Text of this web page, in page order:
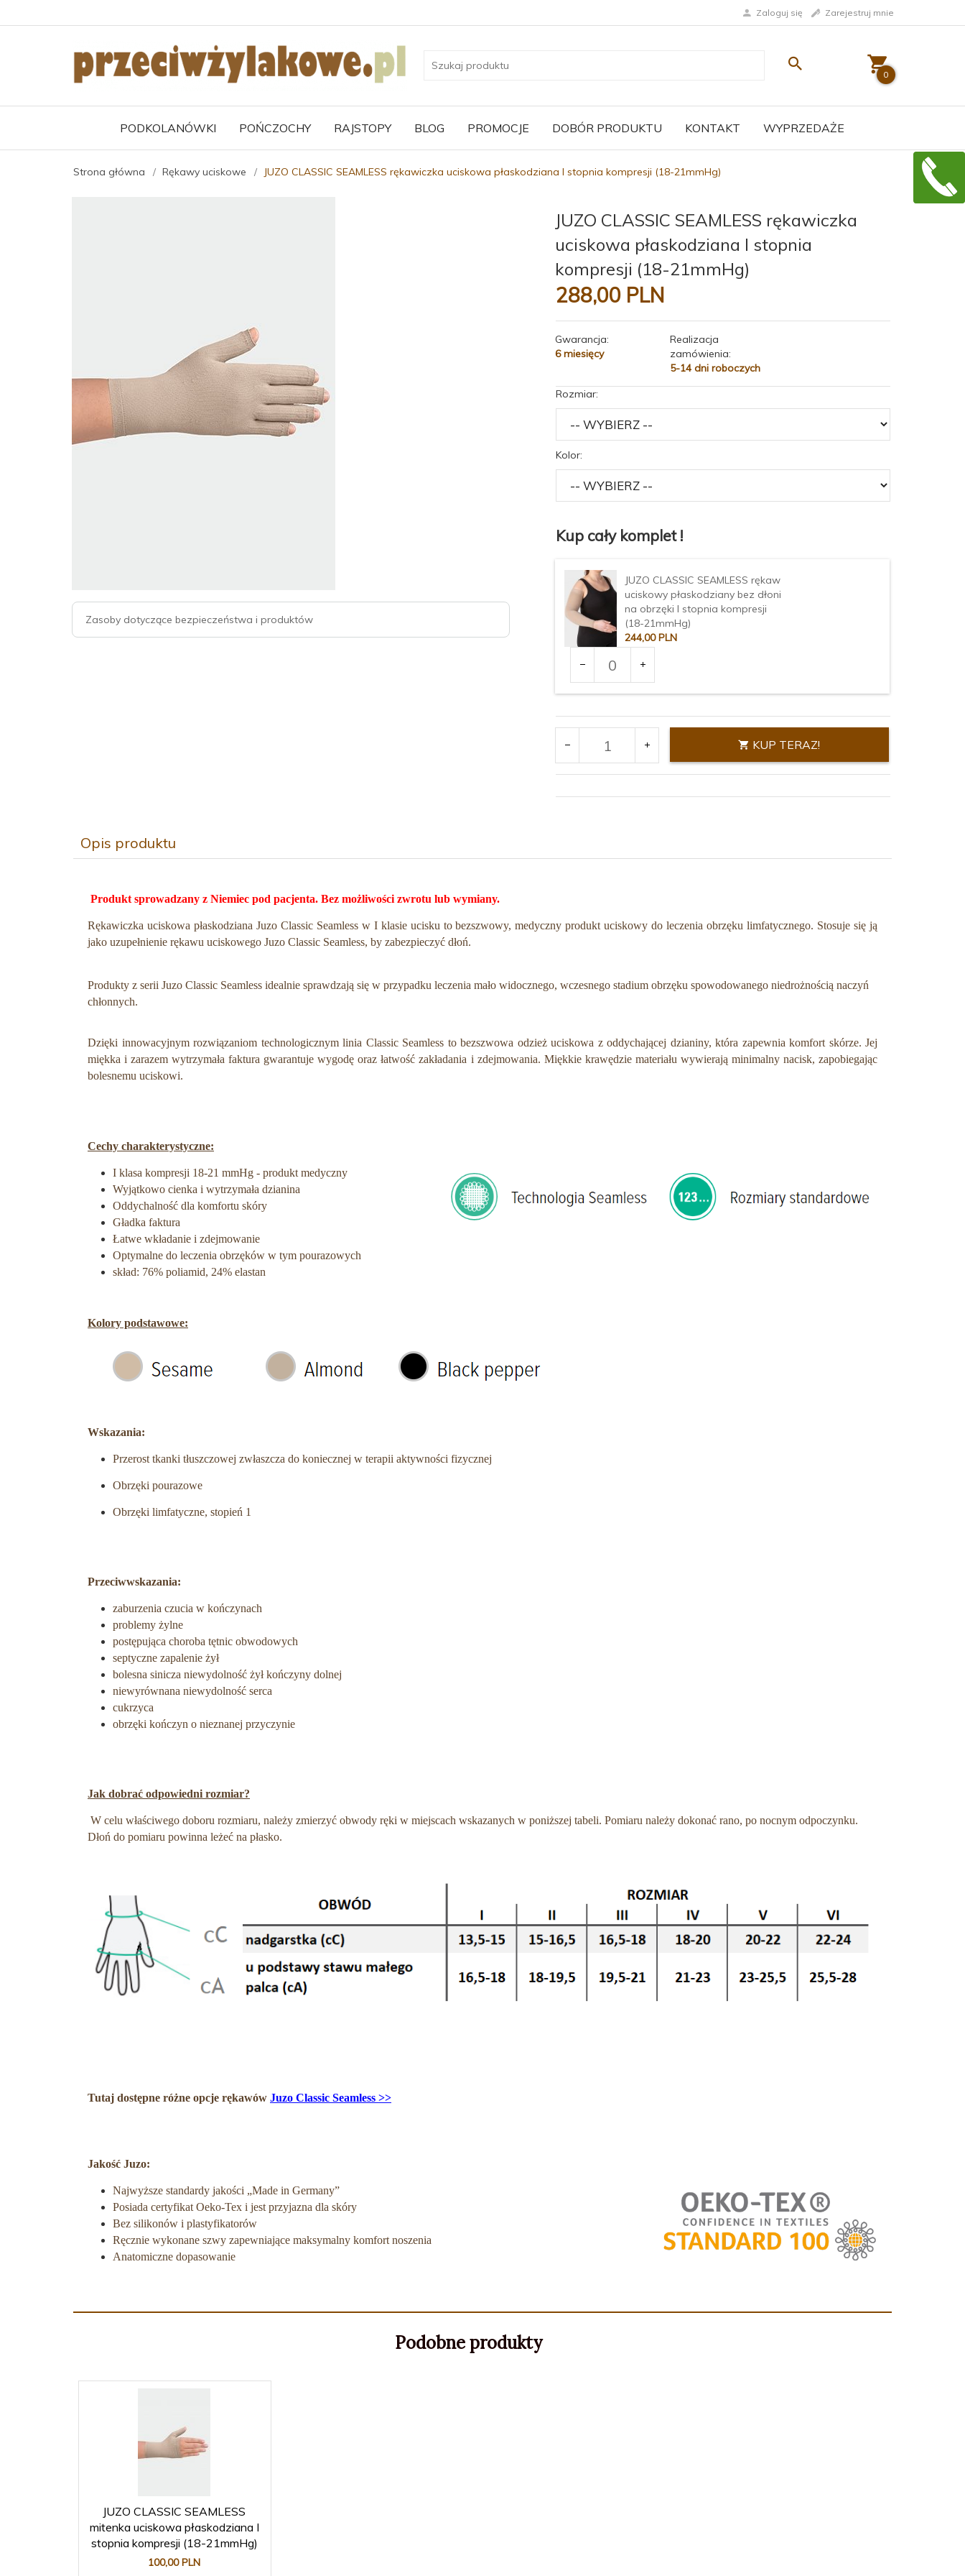
Zaloguj się Zarejestruj mnie
0
PODKOLANÓWKI POŃCZOCHY RAJSTOPY BLOG PROMOCJE DOBÓR PRODUKTU KONTAKT WYPRZEDAŻE
Strona główna Rękawy uciskowe JUZO CLASSIC SEAMLESS rękawiczka uciskowa płaskodziana I stopnia kompresji (18-21mmHg)
Zasoby dotyczące bezpieczeństwa i produktów
JUZO CLASSIC SEAMLESS rękawiczka
uciskowa płaskodziana I stopnia
kompresji (18-21mmHg)
288,00 PLN
Gwarancja:
6 miesięcy
Realizacja
zamówienia:
5-14 dni roboczych
Rozmiar:
Kolor:
Kup cały komplet !
JUZO CLASSIC SEAMLESS rękaw
uciskowy płaskodziany bez dłoni
na obrzęki I stopnia kompresji
(18-21mmHg)
244,00 PLN
dla
produktu
3439
Kolor: KUP TERAZ!
Opis produktu
Produkt sprowadzany z Niemiec pod pacjenta. Bez możliwości zwrotu lub wymiany.
Rękawiczka uciskowa płaskodziana Juzo Classic Seamless w I klasie ucisku to bezszwowy, medyczny produkt uciskowy do leczenia obrzęku limfatycznego. Stosuje się ją
jako uzupełnienie rękawu uciskowego Juzo Classic Seamless, by zabezpieczyć dłoń.
Produkty z serii Juzo Classic Seamless idealnie sprawdzają się w przypadku leczenia mało widocznego, wczesnego stadium obrzęku spowodowanego niedrożnością naczyń
chłonnych.
Dzięki innowacyjnym rozwiązaniom technologicznym linia Classic Seamless to bezszwowa odzież uciskowa z oddychającej dzianiny, która zapewnia komfort skórze. Jej
miękka i zarazem wytrzymała faktura gwarantuje wygodę oraz łatwość zakładania i zdejmowania. Miękkie krawędzie materiału wywierają minimalny nacisk, zapobiegając
bolesnemu uciskowi.
Cechy charakterystyczne:
I klasa kompresji 18-21 mmHg - produkt medyczny
Wyjątkowo cienka i wytrzymała dzianina
Oddychalność dla komfortu skóry
Gładka faktura
Łatwe wkładanie i zdejmowanie
Optymalne do leczenia obrzęków w tym pourazowych
skład: 76% poliamid, 24% elastan
Kolory podstawowe:
Wskazania:
Przerost tkanki tłuszczowej zwłaszcza do koniecznej w terapii aktywności fizycznej
Obrzęki pourazowe
Obrzęki limfatyczne, stopień 1
Przeciwwskazania:
zaburzenia czucia w kończynach
problemy żylne
postępująca choroba tętnic obwodowych
septyczne zapalenie żył
bolesna sinicza niewydolność żył kończyny dolnej
niewyrównana niewydolność serca
cukrzyca
obrzęki kończyn o nieznanej przyczynie
Jak dobrać odpowiedni rozmiar?
W celu właściwego doboru rozmiaru, należy zmierzyć obwody ręki w miejscach wskazanych w poniższej tabeli. Pomiaru należy dokonać rano, po nocnym odpoczynku.
Dłoń do pomiaru powinna leżeć na płasko.
Tutaj dostępne różne opcje rękawów Juzo Classic Seamless >>
Jakość Juzo:
Najwyższe standardy jakości „Made in Germany”
Posiada certyfikat Oeko-Tex i jest przyjazna dla skóry
Bez silikonów i plastyfikatorów
Ręcznie wykonane szwy zapewniające maksymalny komfort noszenia
Anatomiczne dopasowanie
Podobne produkty
JUZO CLASSIC SEAMLESS
mitenka uciskowa płaskodziana I
stopnia kompresji (18-21mmHg)
100,00 PLN